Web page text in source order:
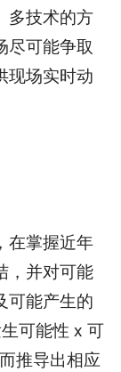
多技术的方
尽可能争取
现场实时动
掌握近年
，并对可能
可能产生的
可能性 x 可
推导出相应